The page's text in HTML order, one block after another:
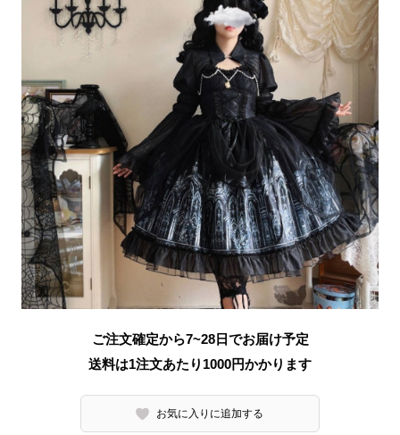
ご注文確定から7~28日でお届け予定
送料は1注文あたり 1000円かかります
お気に入りに追加する